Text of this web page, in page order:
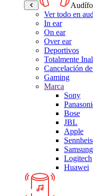
Ver todo en
In ear
On ear
Over ear
Deportivos
Totalmente
Cancelación
Gaming
Marca
Sony
Bose
JBL
Apple
Samsung
Logitech
Huawei